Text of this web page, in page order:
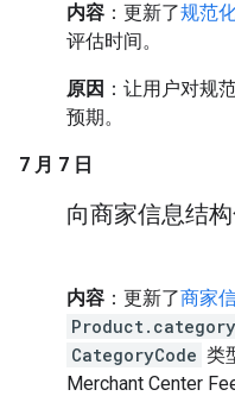
内容 ：更新了规范
评估时间。
原因 ：让用户对规
预期。
7 月 7 日
向商家信息结
内容 ：更新了商家
Product.category
CategoryCode 类
Merchant Center